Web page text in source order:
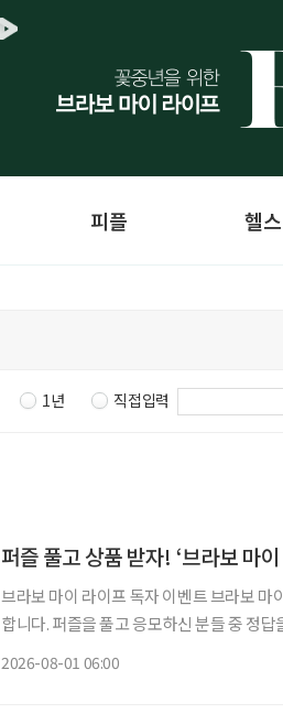
피플 헬스
1년 직접입력
퍼즐 풀고 상품 받자! ‘브라보 마
브라보 마이 라이프 독자 이벤트 브라보 마이 라이프에서는 월 1회 가로세로 낱말퍼즐을 연재
합니다. 퍼즐을 풀고 응모하신 분들 중 정
2026-08-01 06:00